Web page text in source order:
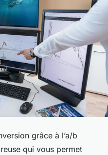
grâce à l’a/b
qui vous permet